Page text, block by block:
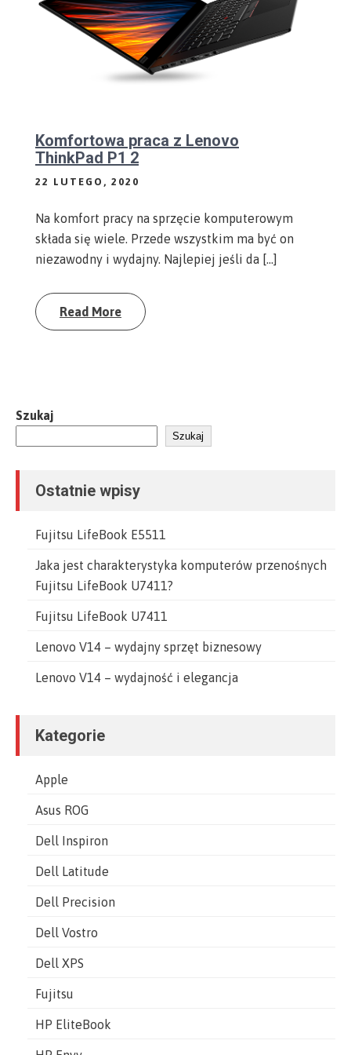
Komfortowa praca z Lenovo
ThinkPad P1 2
22 LUTEGO, 2020
Na komfort pracy na sprzęcie komputerowym
składa się wiele. Przede wszystkim ma być on
niezawodny i wydajny. Najlepiej jeśli da […]
Read More
Szukaj
Szukaj
Ostatnie wpisy
Fujitsu LifeBook E5511
Jaka jest charakterystyka komputerów przenośnych
Fujitsu LifeBook U7411?
Fujitsu LifeBook U7411
Lenovo V14 – wydajny sprzęt biznesowy
Lenovo V14 – wydajność i elegancja
Kategorie
Apple
Asus ROG
Dell Inspiron
Dell Latitude
Dell Precision
Dell Vostro
Dell XPS
Fujitsu
HP EliteBook